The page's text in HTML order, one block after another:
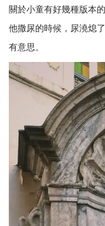
關於小童有好幾種版本
他撒尿的時候，尿澆熄
有意思。